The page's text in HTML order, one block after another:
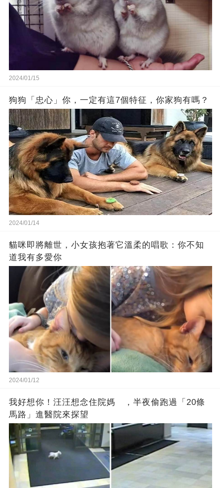
2024/01/15
狗狗「忠心」你，一定有這7個特征，你家狗有嗎？
2024/01/14
貓咪即將離世，小女孩抱著它溫柔的唱歌：你不知
道我有多愛你
2024/01/12
我好想你！汪汪想念住院媽 ，半夜偷跑過「20條
馬路」進醫院來探望